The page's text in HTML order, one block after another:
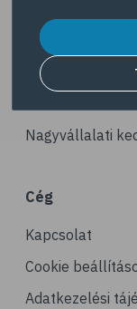
# derékfájás
# tél
# hipertónia
#
# kardiológia
#
# szív- és
Gyöngy Patika
Nagyvállalati
Cég
Kapcsolat
Cookie
Adatkezelési